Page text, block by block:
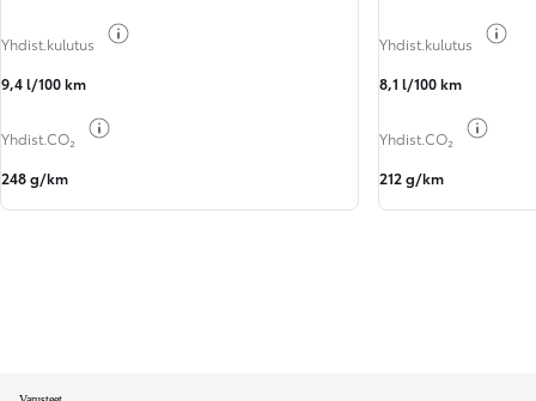
Yhdist.kulutus
9,4 l/100 km
Yhdist.CO₂
248 g/km
Yhdist.kulutus
8,1 l/100 km
Yhdist.CO₂
212 g/km